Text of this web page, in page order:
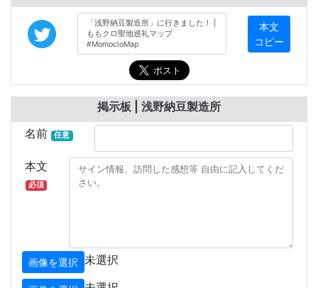
本文
コピー
掲示板 | 浅野納豆製造所
名前
任意
本文
必須
画像を選択 未選択